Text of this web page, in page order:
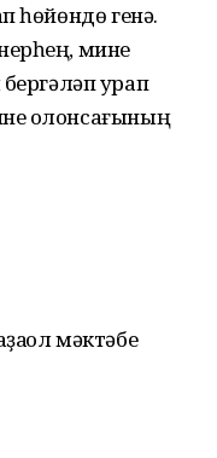
һөйөндө генә.
мине
урап
ҡолонсағының
мәктәбе